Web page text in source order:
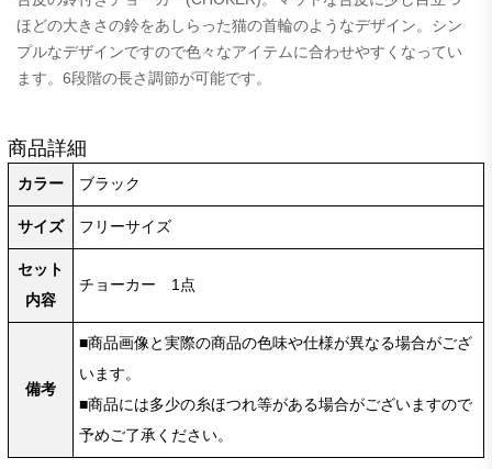
ほどの大きさの鈴をあしらった猫の首輪のようなデザイン。シン
プルなデザインですので色々なアイテムに合わせやすくなってい
ます。6段階の長さ調節が可能です。
商品詳細
カラー ブラック
サイズ フリーサイズ
セット
内容
チョーカー 1点
備考
■商品画像と実際の商品の色味や仕様が異なる場合がござ
います。
■商品には多少の糸ほつれ等がある場合がございますので
予めご了承ください。